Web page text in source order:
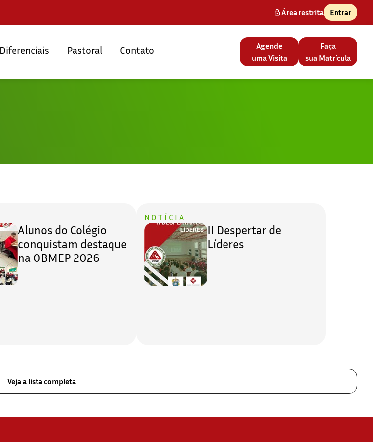
Área restrita Entrar
Diferenciais Pastoral Contato
Agende
uma Visita
Faça
sua Matrícula
Alunos do Colégio
conquistam destaque
na OBMEP 2026
NOTÍCIA
II Despertar de
Líderes
Veja a lista completa